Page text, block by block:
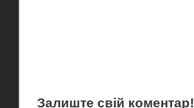
Залиште свій коментар!